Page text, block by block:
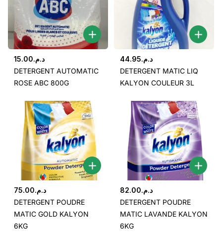
د.م.15.00
DETERGENT AUTOMATIC
ROSE ABC 800G
د.م.44.95
DETERGENT MATIC LIQ
KALYON COULEUR 3L
د.م.75.00
DETERGENT POUDRE
MATIC GOLD KALYON
6KG
د.م.82.00
DETERGENT POUDRE
MATIC LAVANDE KALYON
6KG